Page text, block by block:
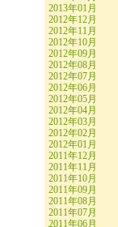
2013年01月
2012年12月
2012年11月
2012年10月
2012年09月
2012年08月
2012年07月
2012年06月
2012年05月
2012年04月
2012年03月
2012年02月
2012年01月
2011年12月
2011年11月
2011年10月
2011年09月
2011年08月
2011年07月
2011年06月